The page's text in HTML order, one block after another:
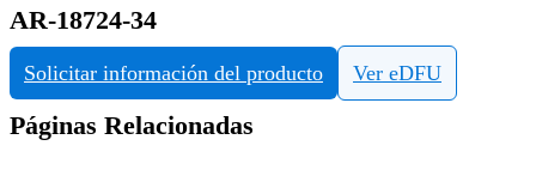
AR-18724-34
Solicitar información del producto Ver eDFU
Páginas Relacionadas